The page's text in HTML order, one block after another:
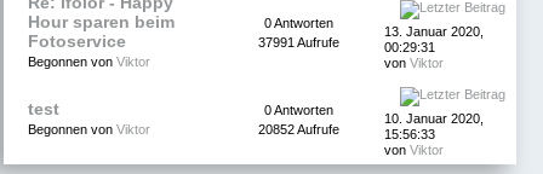
Hour sparen beim
Fotoservice
Begonnen von Viktor
0 Antworten
37991 Aufrufe
13. Januar 2020,
00:29:31
von Viktor
test
Begonnen von Viktor
0 Antworten
20852 Aufrufe
10. Januar 2020,
15:56:33
von Viktor